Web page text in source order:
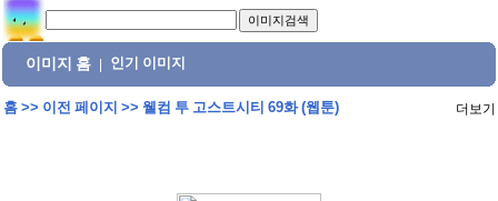
이미지 홈 인기 이미지
홈>> 이전 페이지 >> 웰컴 투 고스트시티 69화 (웹툰) 더보기